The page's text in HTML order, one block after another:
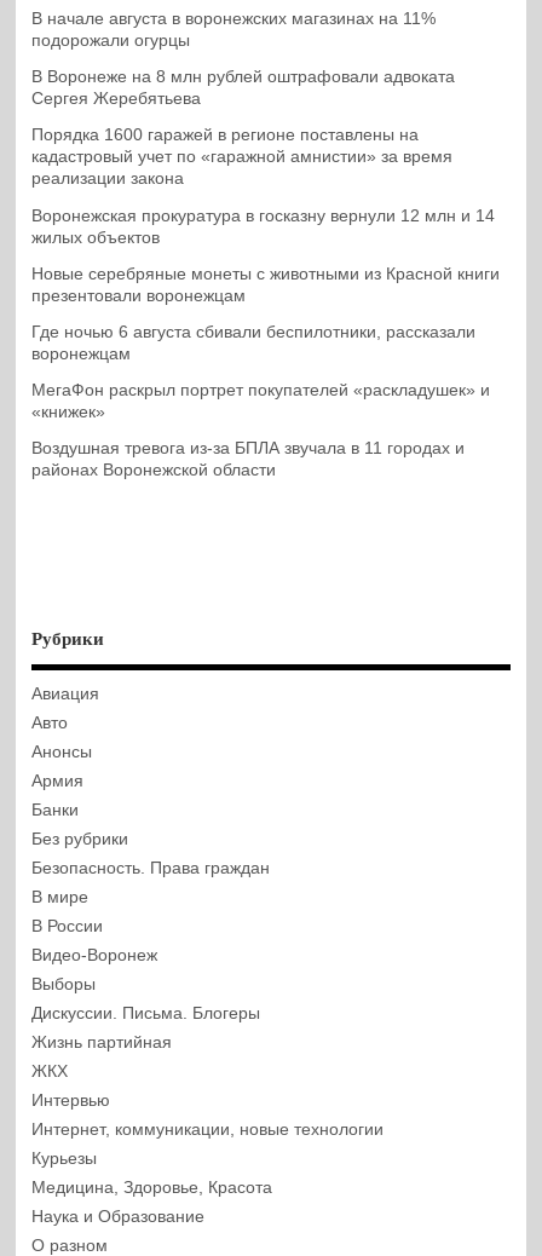
В начале августа в воронежских магазинах на 11%
подорожали огурцы
В Воронеже на 8 млн рублей оштрафовали адвоката
Сергея Жеребятьева
Порядка 1600 гаражей в регионе поставлены на
кадастровый учет по «гаражной амнистии» за время
реализации закона
Воронежская прокуратура в госказну вернули 12 млн и 14
жилых объектов
Новые серебряные монеты с животными из Красной книги
презентовали воронежцам
Где ночью 6 августа сбивали беспилотники, рассказали
воронежцам
МегаФон раскрыл портрет покупателей «раскладушек» и
«книжек»
Воздушная тревога из-за БПЛА звучала в 11 городах и
районах Воронежской области
Рубрики
Авиация
Авто
Анонсы
Армия
Банки
Без рубрики
Безопасность. Права граждан
В мире
В России
Видео-Воронеж
Выборы
Дискуссии. Письма. Блогеры
Жизнь партийная
ЖКХ
Интервью
Интернет, коммуникации, новые технологии
Курьезы
Медицина, Здоровье, Красота
Наука и Образование
О разном